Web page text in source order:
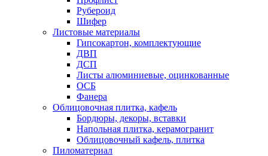
Рубероид
Шифер
Листовые материалы
Гипсокартон, комплектующие
ДВП
ДСП
Листы алюминиевые, оцинкованные
ОСБ
Фанера
Облицовочная плитка, кафель
Бордюры, декоры, вставки
Напольная плитка, керамогранит
Облицовочный кафель, плитка
Пиломатериал